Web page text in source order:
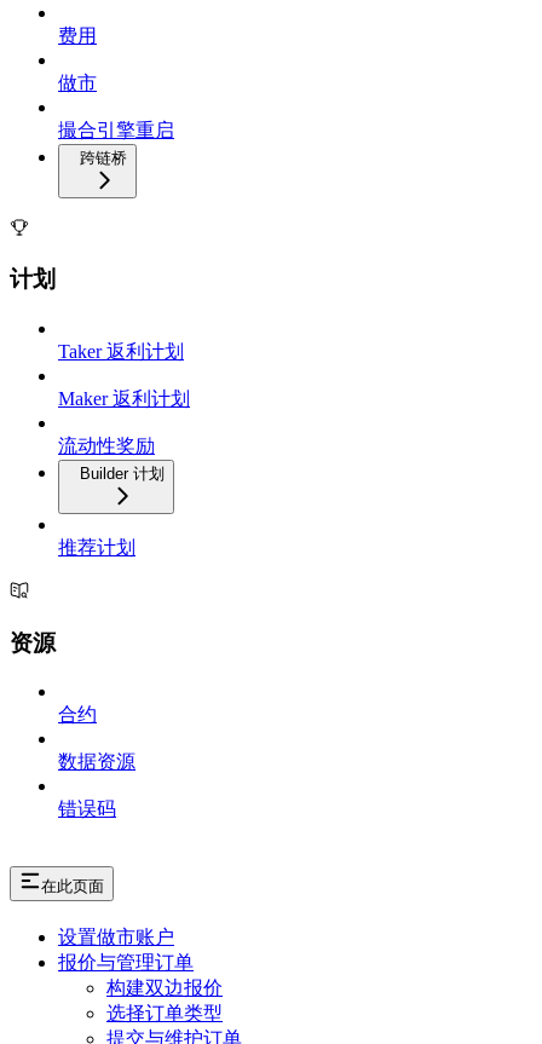
费用
做市
撮合引擎重启
跨链桥
计划
Taker 返利计划
Maker 返利计划
流动性奖励
Builder 计划
推荐计划
资源
合约
数据资源
错误码
在此页面
设置做市账户
报价与管理订单
构建双边报价
选择订单类型
提交与维护订单